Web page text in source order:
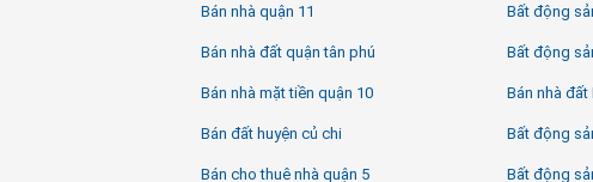
Bán nhà quận 11
Bán nhà đất quận tân phú
Bán nhà mặt tiền quận 10
Bán đất huyện củ chi
Bán cho thuê nhà quận 5
Bất động
Bất động
Bán nhà
Bất động
Bất động